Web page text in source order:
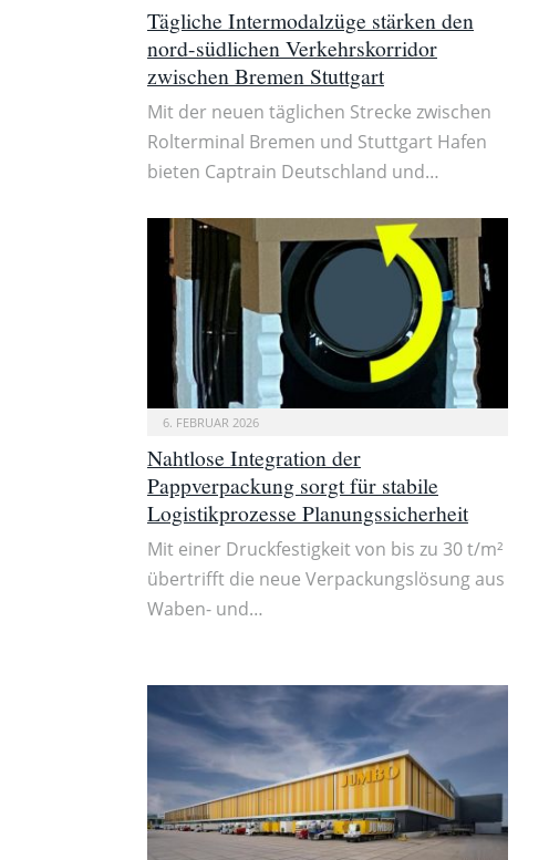
Tägliche Intermodalzüge stärken den
nord-südlichen Verkehrskorridor
zwischen Bremen Stuttgart
Mit der neuen täglichen Strecke zwischen
Rolterminal Bremen und Stuttgart Hafen
bieten Captrain Deutschland und…
6. FEBRUAR 2026
Nahtlose Integration der
Pappverpackung sorgt für stabile
Logistikprozesse Planungssicherheit
Mit einer Druckfestigkeit von bis zu 30 t/m²
übertrifft die neue Verpackungslösung aus
Waben- und…